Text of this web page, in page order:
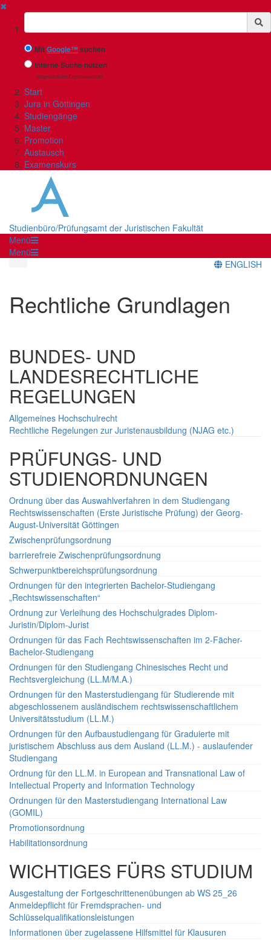
✖
Suchbegriff
MitGoogle™suchen
Interne Suche nutzen
(eingeschränkte Ergebnisqualität)
Start
Jura in Göttingen
Studiengänge
Master
Promotion
Austausch
Examenskurs
Studienbüro/Prüfungsamt der Juristischen Fakultät
Menü
Menü
ENGLISH
Rechtliche Grundlagen
BUNDES- UND
LANDESRECHTLICHE
REGELUNGEN
Allgemeines Hochschulrecht
Rechtliche Regelungen zur Juristenausbildung (NJAG etc.)
PRÜFUNGS- UND
STUDIENORDNUNGEN
Ordnung über das Auswahlverfahren in dem Studiengang
Rechtswissenschaften (Erste Juristische Prüfung) der Georg-
August-Universität Göttingen
Zwischenprüfungsordnung
barrierefreie Zwischenprüfungsordnung
Schwerpunktbereichsprüfungsordnung
Ordnungen für den integrierten Bachelor-Studiengang
„Rechtswissenschaften“
Ordnung zur Verleihung des Hochschulgrades Diplom-
Juristin/Diplom-Jurist
Ordnungen für das Fach Rechtswissenschaften im 2-Fächer-
Bachelor-Studiengang
Ordnungen für den Studiengang Chinesisches Recht und
Rechtsvergleichung (LL.M/M.A.)
Ordnungen für den Masterstudiengang für Studierende mit
abgeschlossenem ausländischem rechtswissenschaftlichem
Universitätsstudium (LL.M.)
Ordnungen für den Aufbaustudiengang für Graduierte mit
juristischem Abschluss aus dem Ausland (LL.M.) - auslaufender
Studiengang
Ordnung für den LL.M. in European and Transnational Law of
Intellectual Property and Information Technology
Ordnungen für den Masterstudiengang International Law
(GOMIL)
Promotionsordnung
Habilitationsordnung
WICHTIGES FÜRS STUDIUM
Ausgestaltung der Fortgeschrittenenübungen ab WS 25_26
Anmeldepflicht für Fremdsprachen- und
Schlüsselqualifikationsleistungen
Informationen über zugelassene Hilfsmittel für Klausuren